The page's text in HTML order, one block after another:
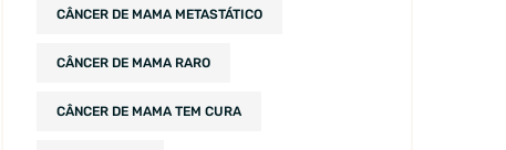
CÂNCER DE MAMA METASTÁTICO
CÂNCER DE MAMA RARO
CÂNCER DE MAMA TEM CURA